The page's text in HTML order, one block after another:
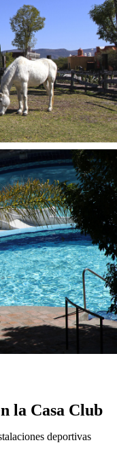
la Casa Club
deportivas